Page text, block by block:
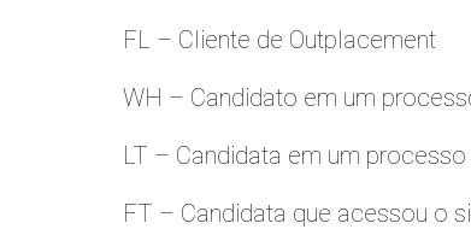
FL – Cliente de Outplacement
WH – Candidato em um
LT – Candidata em um
FT – Candidata que acessou o